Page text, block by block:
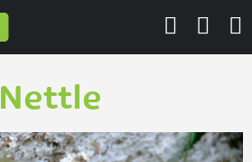
Nettle